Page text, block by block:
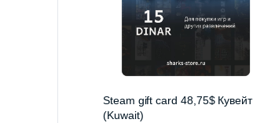
Steam gift card 48,75$ Кувейт
(Kuwait)